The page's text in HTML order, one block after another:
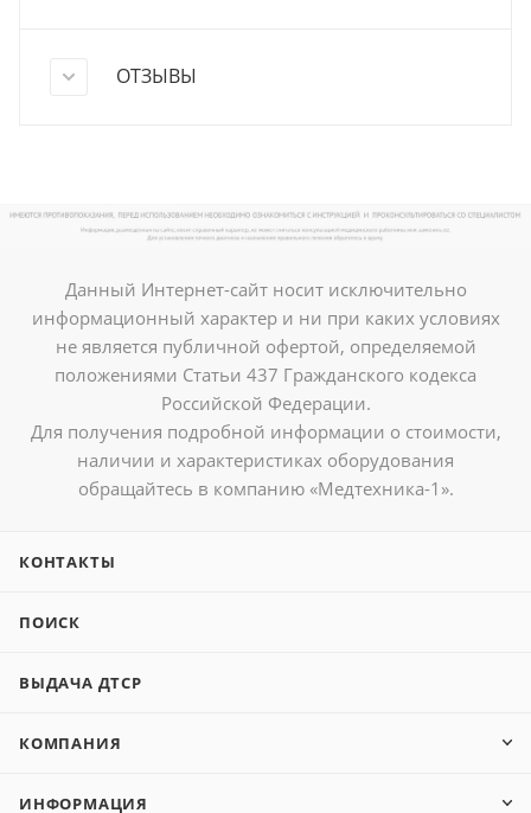
ОТЗЫВЫ
Данный Интернет-сайт носит исключительно
информационный характер и ни при каких условиях
не является публичной офертой, определяемой
положениями Статьи 437 Гражданского кодекса
Российской Федерации.
Для получения подробной информации о стоимости,
наличии и характеристиках оборудования
обращайтесь в компанию «Медтехника-1».
КОНТАКТЫ
ПОИСК
ВЫДАЧА ДТСР
КОМПАНИЯ
ИНФОРМАЦИЯ